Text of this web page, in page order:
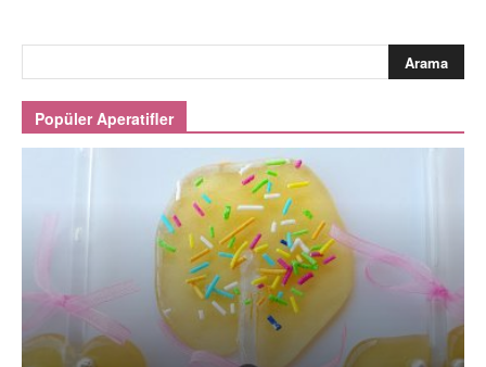
Popüler Aperatifler